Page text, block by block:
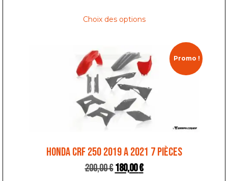
Choix des options
Promo !
HONDA CRF 250 2019 A 2021 7 PIÈCES
200,00€180,00€